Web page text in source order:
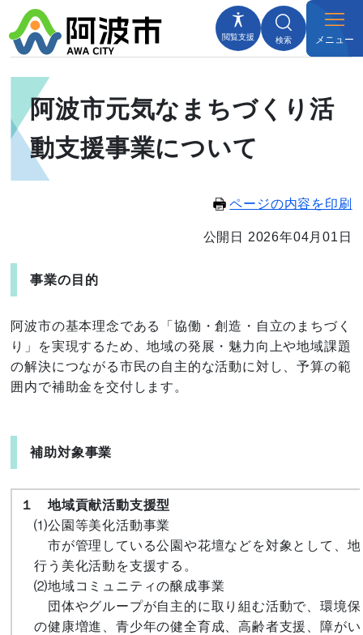
閲覧支援 検索 メニュー
阿波市元気なまちづくり活
動支援事業について
ページの内容を印刷
公開日 2026年04月01日
事業の目的
阿波市の基本理念である「協働・創造・自立のまちづく
り」を実現するため、地域の発展・魅力向上や地域課題
の解決につながる市民の自主的な活動に対し、予算の範
囲内で補助金を交付します。
補助対象事業
１ 地域貢献活動支援型
⑴公園等美化活動事業
市が管理している公園や花壇などを対象として、地
行う美化活動を支援する。
⑵地域コミュニティの醸成事業
団体やグループが自主的に取り組む活動で、環境保
の健康増進、青少年の健全育成、高齢者支援、障が